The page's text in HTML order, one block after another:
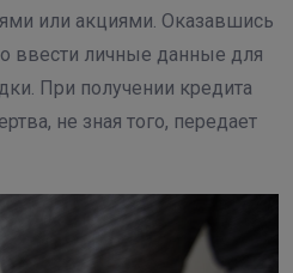
или акциями. Оказавшись
ввести личные данные для
При получении кредита
не зная того, передает